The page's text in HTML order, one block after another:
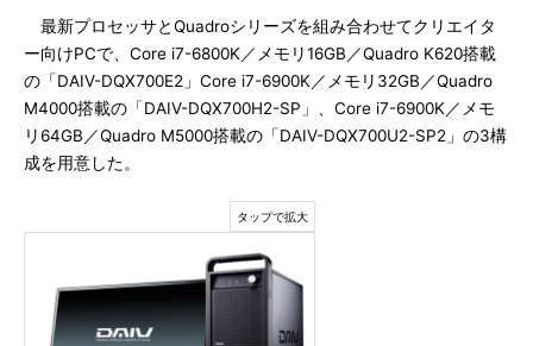
最新プロセッサとQuadroシリーズを組み合わせてクリエイタ
ー向けPCで、Core i7-6800K／メモリ16GB／Quadro K620搭載
の「DAIV-DQX700E2」Core i7-6900K／メモリ32GB／Quadro
M4000搭載の「DAIV-DQX700H2-SP」、Core i7-6900K／メモ
リ64GB／Quadro M5000搭載の「DAIV-DQX700U2-SP2」の3構
成を用意した。